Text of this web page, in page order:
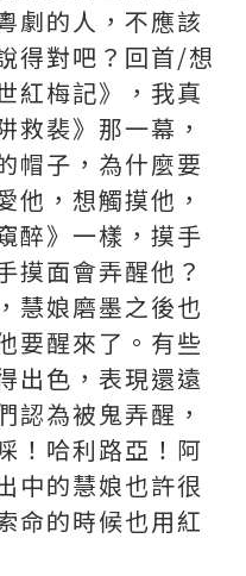
劇的人，不應該
得對吧？回首/想
紅梅記》，我真
救裴》那一幕，
帽子，為什麼要
他，想觸摸他，
醉》一樣，摸手
摸面會弄醒他？
慧娘磨墨之後也
要醒來了。有些
出色，表現還遠
認為被鬼弄醒，
！哈利路亞！阿
中的慧娘也許很
命的時候也用紅